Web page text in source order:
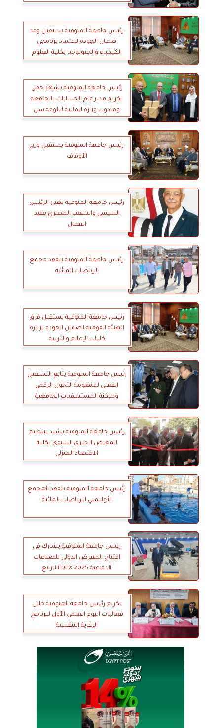
رئيس جامعة المنوفية يستقبل وفد
ضمان الجودة لاعتماد برنامجي
الكيمياء والجيولوجيا بكلية العلوم
رئيس جامعة المنوفية يشهد حفل
تكريم مدير عام الحسابات بالجامعة
ومندوب وزارة المالية لبلوغه سن
رئيس جامعة المنوفية يستقبل وزير
الأوقاف
رئيس جامعة المنوفية يهنئ الرئيس
السيسي والشعب المصري بعيد
العمال
رئيس جامعة المنوفية يتفقد مجمع
الرياضات المائية
رئيس جامعة المنوفية يستقبل فرق
الهيئة القومية لضمان الجودة لزيارة
كليات الإعلام والتربية
رئيس جامعة المنوفية يتابع التشغيل
الفعلي لمنظومة التحول الرقمي
وميكنة المستشفيات الجامعية
رئيس جامعة المنوفية يشيد بتنظيم
المعرض الخيري السنوي بكلية
الاقتصاد المنزلي
رئيس جامعة المنوفية يتفقد المجمع
الأوليمبي للرياضات المائية
رئيس جامعة المنوفية يشارك فى
افتتاح المعرض الدولي للصناعات
الدفاعية EDEX 2025 الرابع
تكريم رئيس جامعة المنوفية خلال
فعاليات اليوم العلمي الأول لبرنامج
الرعاية التنفسية